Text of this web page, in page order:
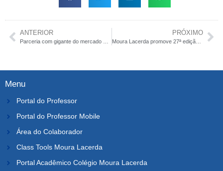
ANTERIOR PRÓXIMO
Moura Lacerda promove 27ª edição da Semana da Pedagogia
Menu
Portal do Professor
Portal do Professor Mobile
Área do Colaborador
Class Tools Moura Lacerda
Portal Acadêmico Colégio Moura Lacerda